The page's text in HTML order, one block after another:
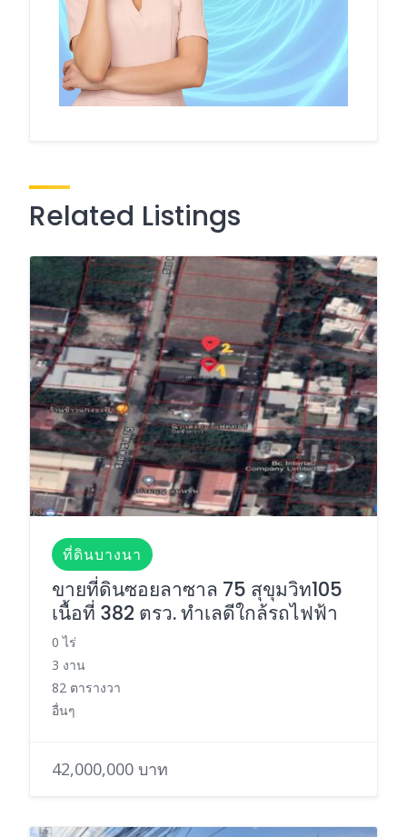
Related Listings
ที่ดินบางนา
ขายที่ดินซอยลาซาล 75 สุขุมวิท105
เนื้อที่ 382 ตรว. ทำเลดีใกล้รถไฟฟ้า
0 ไร่
3 งาน
82 ตารางวา
อื่นๆ
42,000,000 บาท